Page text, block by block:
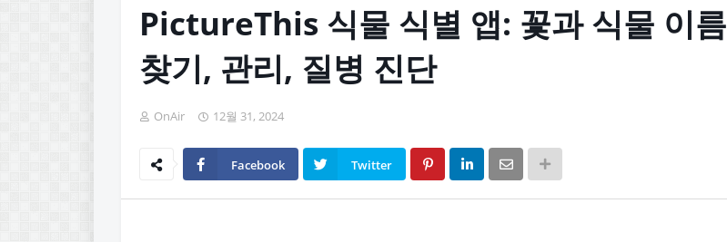
PictureThis 식물 식별 앱: 꽃과 식물 이름
찾기, 관리, 질병 진단
OnAir 12월 31, 2024
Facebook Twitter